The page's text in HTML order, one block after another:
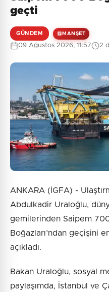
6
Henüz yorum
geçti
GÜNDEM MANŞET
09 Ağustos 2026, 11:57 2
ANKARA (İGFA) -
Abdulkadir Uraloğlu,
gemilerinden Saipem
Boğazları’ndan geçişini
açıkladı.
Bakan Uraloğlu, sosyal
paylaşımda, İstanbul ve